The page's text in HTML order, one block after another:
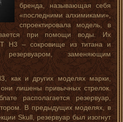
бренда, называющая себя
«последними алхимиками»,
спроектировала модель, в
при помощи воды. Их
H3 – сокровище из титана и
заменяющим
как и других моделях марки,
лишены привычных стрелок.
располагается резервуар,
В предыдущих моделях, в
Skull, резервуар был изогнут